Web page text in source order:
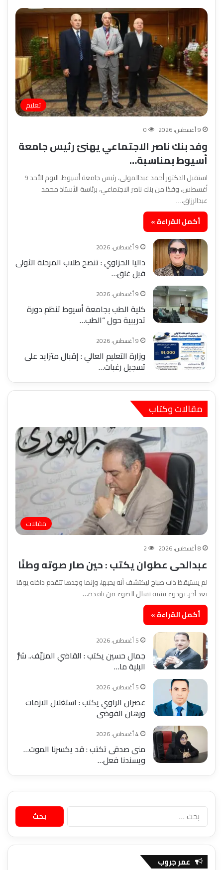
تعليم
9 أغسطس، 2026 0
وفد بنك ناصر الاجتماعي يهنئ رئيس جامعة
أسيوط بمناسبة…
استقبل الدكتور أحمد عبدالمولى، رئيس جامعة أسيوط، اليوم الأحد 9
أغسطس، وفدًا من بنك ناصر الاجتماعي، برئاسة الأستاذ محمد
عبدالرزاق،…
أكمل القراءة »
9 أغسطس، 2026
داليا الحزاوي : تنصح طلاب المرحلة الأولى
قبل غلق…
9 أغسطس، 2026
كلية الطب بجامعة أسيوط تنظم دورة
تدريبية حول “الطب…
9 أغسطس، 2026
وزارة التعليم العالي : إقبال متزايد على
تسجيل رغبات…
مقالات وكتاب
مقالات
8 أغسطس، 2026 2
عبدالحى عطوان يكتب : حين صار صوته وطنًا
لم يستيقظ ذات صباح ليكتشف أنه يحبها، وإنما وجدها تتقدم داخله يومًا
بعد آخر، بهدوء يشبه تسلل الضوء من نافذة…
أكمل القراءة »
5 أغسطس، 2026
جمال حسين يكتب : القاضي المزيّف.. شرُّ
البلية ما…
5 أغسطس، 2026
عصران الراوي يكتب : استغلال الازمات
ورهان الفوضى
4 أغسطس، 2026
منى صدقى تكتب : قد يكسرنا الموت…
ويسندنا فعل…
البحث
عن:
عمر جروب